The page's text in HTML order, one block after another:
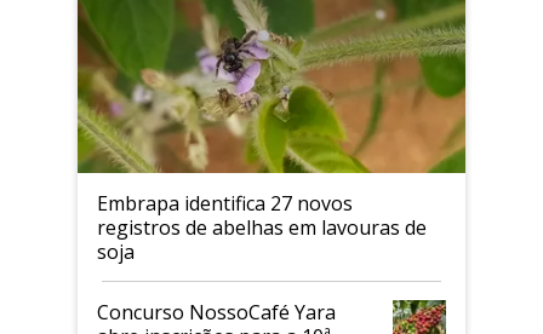
Embrapa identifica 27 novos
registros de abelhas em lavouras de
soja
Concurso NossoCafé Yara